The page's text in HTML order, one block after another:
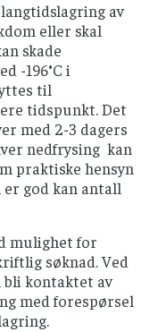
av
eller skal
skade
-196°C i
til
tidspunkt. Det
med 2-3 dagers
nedfrysing kan
praktiske hensyn
god kan antall
mulighet for
søknad. Ved
bli kontaktet av
med forespørsel